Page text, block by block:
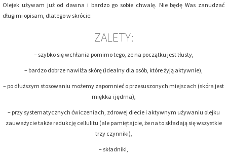
Olejek używam już od dawna i bardzo go sobie chwalę. Nie będę Was zanudzać
długimi opisam, dlatego w skrócie:
ZALETY:
– szybko się wchłania pomimo tego, ze na początku jest tłusty,
– bardzo dobrze nawilża skórę (idealny dla osób, które żyją aktywnie),
– po dłuższym stosowaniu możemy zapomnieć o przesuszonych miejscach (skóra jest
miękka i jędrna),
– przy systematycznych ćwiczeniach, zdrowej diecie i aktywnym używaniu olejku
zauważycie także redukcję cellulitu (ale pamiętajcie, że na to składają się wszystkie
trzy czynniki),
– składniki,